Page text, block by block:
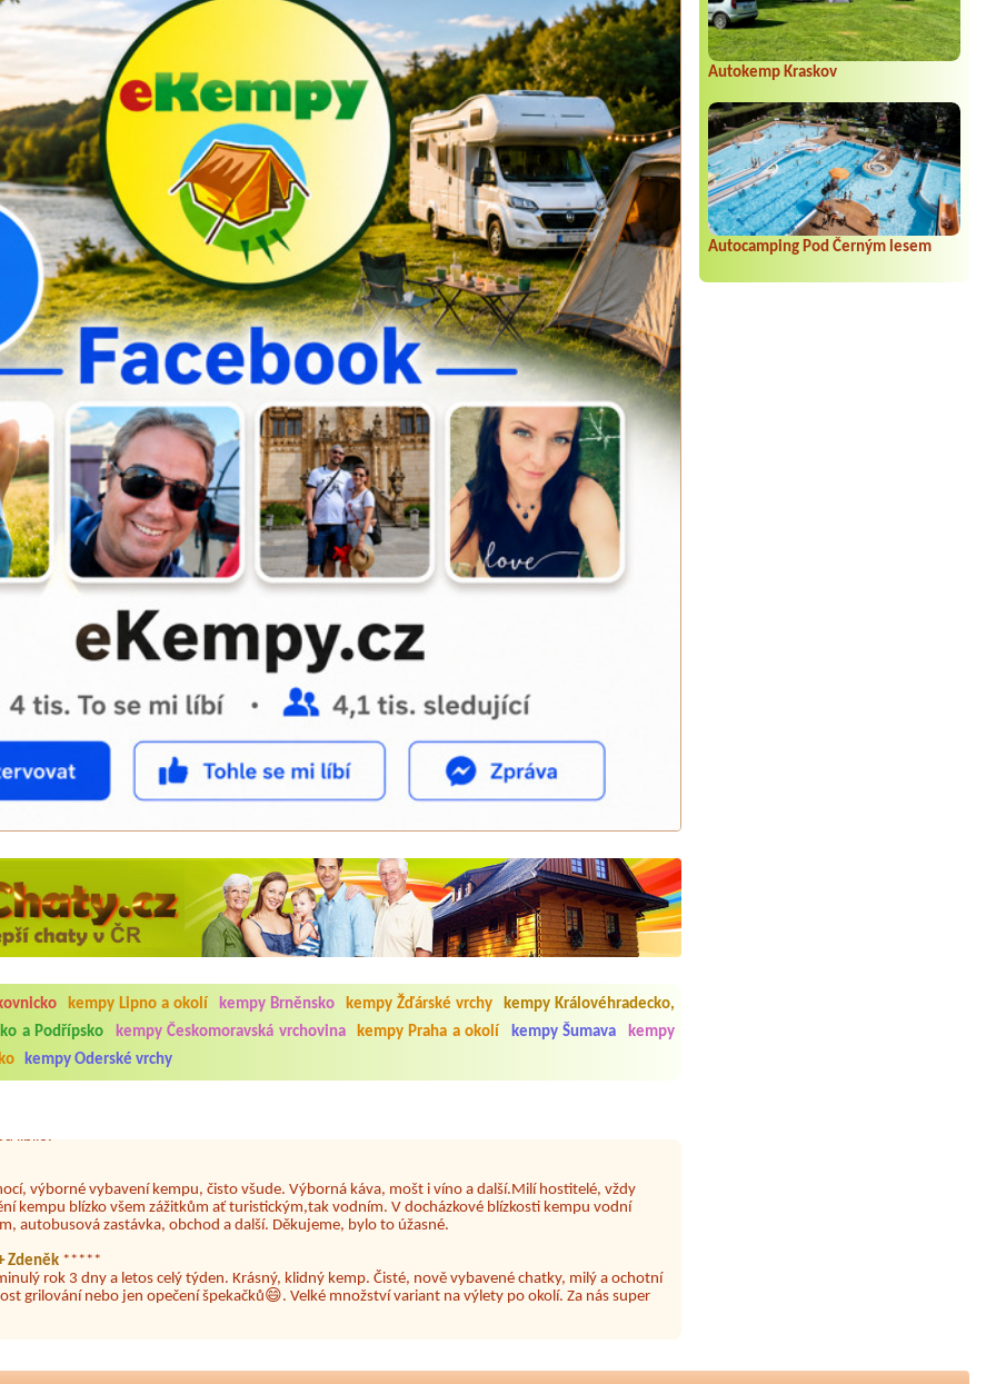
Autokemp Kraskov
Autocamping Pod Černým lesem
kempy Lipno a okolí kempy Brněnsko kempy Žďárské vrchy
kempy Královéhradecko,
a Podřípsko kempy Českomoravská vrchovina kempy Praha a okolí kempy Šumava
kempy
kempy Oderské vrchy
není samozřejmost. V kempu je obchod a restaurace, kebab a další občerstvení. Co nás ale
hluk z repráků u stanů a absolutní bezohlednost ostatních ubytovaných. Přes den jsem si připadala
hrála jiná hudba.Kemp pěkný, ale takový rámus jsme ještě nezažili...
dva. Na začátku prázdnin. Přijeli jsme karavanem. Klid pohoda socialky nové krásné čisté,koupání
líbilo.
výborné vybavení kempu, čisto všude. Výborná káva, mošt i víno a další.Milí hostitelé, vždy
kempu blízko všem zážitkům ať turistickým,tak vodním. V docházkové blízkosti kempu vodní
autobusová zastávka, obchod a další. Děkujeme, bylo to úžasné.
Zdeněk*****
rok 3 dny a letos celý týden. Krásný, klidný kemp. Čisté, nově vybavené chatky, milý a ochotní
grilování nebo jen opečení špekačků😄. Velké množství variant na výlety po okolí. Za nás super